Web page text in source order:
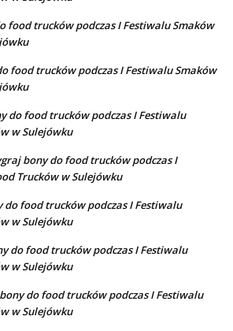
food trucków podczas I Festiwalu Smaków
food trucków podczas I Festiwalu Smaków
do food trucków podczas I Festiwalu
w Sulejówku
bony do food trucków podczas I
Trucków w Sulejówku
do food trucków podczas I Festiwalu
w Sulejówku
do food trucków podczas I Festiwalu
w Sulejówku
do food trucków podczas I Festiwalu
w Sulejówku